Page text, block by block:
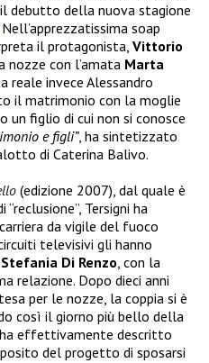
debutto della nuova stagione
Nell’apprezzatissima soap
il protagonista,Vittorio
nozze con l’amata Marta
reale invece Alessandro
il matrimonio con la moglie
un figlio di cui non si conosce
e figli”, ha sintetizzato
di Caterina Balivo.
(edizione 2007), dal quale è
Tersigni ha
da vigile del fuoco
televisivi gli hanno
Di Renzo, con la
relazione. Dopo dieci anni
per le nozze, la coppia si è
così il giorno più bello della
effettivamente descritto
del progetto di sposarsi